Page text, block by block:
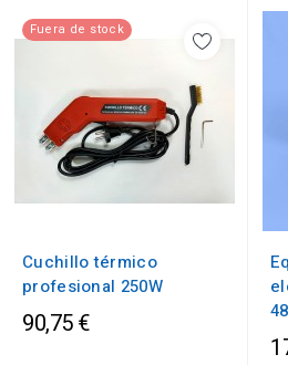
Fuera de stock
Cuchillo térmico
profesional 250W
90,75 €